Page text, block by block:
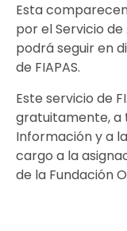
Esta
por el Servicio de
podrá seguir en
de FIAPAS.
Este servicio de
gratuitamente, a
Información y a
cargo a la
de la Fundación